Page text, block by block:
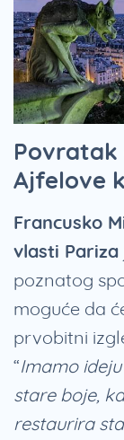
Povratak
Ajfelove
Francusko
vlasti Pariza
poznatog
moguće da
prvobitni
“Imamo
stare boje,
restaurira